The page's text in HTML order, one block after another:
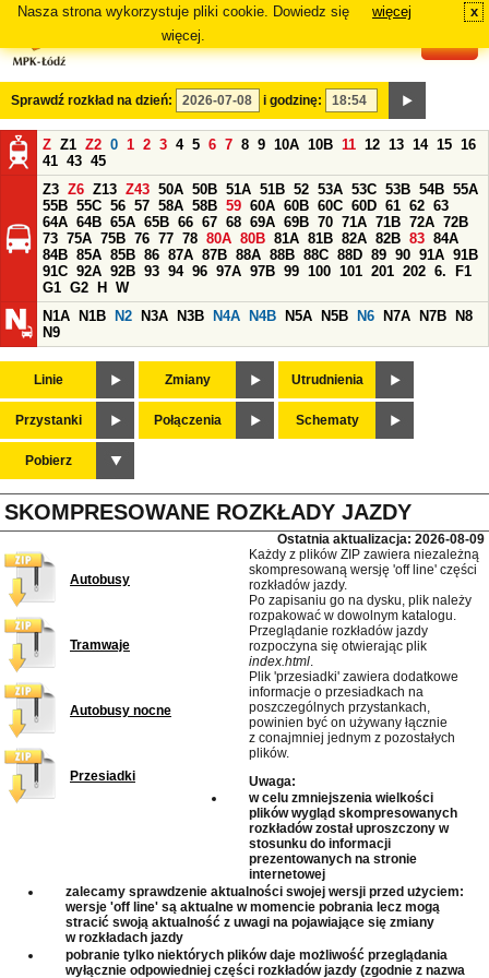
Nasza strona wykorzystuje pliki cookie. Dowiedz się
więcej.
więcej x
Sprawdź rozkład na dzień: i godzinę:
Z Z1 Z2 0 1 2 3 4 5 6 7 8 9 10A 10B 11 12 13 14 15 16
41 43 45
Z3 Z6 Z13 Z43 50A 50B 51A 51B 52 53A 53C 53B 54B 55A
55B 55C 56 57 58A 58B 59 60A 60B 60C 60D 61 62 63
64A 64B 65A 65B 66 67 68 69A 69B 70 71A 71B 72A 72B
73 75A 75B 76 77 78 80A 80B 81A 81B 82A 82B 83 84A
84B 85A 85B 86 87A 87B 88A 88B 88C 88D 89 90 91A 91B
91C 92A 92B 93 94 96 97A 97B 99 100 101 201 202 6.
F1
G1 G2 H
W
N1A
N1B N2 N3A N3B N4A N4B N5A N5B N6 N7A N7B
N8
N9
Linie Zmiany Utrudnienia
Przystanki Połączenia Schematy
Pobierz
SKOMPRESOWANE ROZKŁADY JAZDY
Ostatnia aktualizacja: 2026-08-09
Autobusy
Tramwaje
Autobusy nocne
Przesiadki
Każdy z plików ZIP zawiera niezależną
skompresowaną wersję 'off line' części
rozkładów jazdy.
Po zapisaniu go na dysku, plik należy
rozpakować w dowolnym katalogu.
Przeglądanie rozkładów jazdy
rozpoczyna się otwierając plik
index.html.
Plik 'przesiadki' zawiera dodatkowe
informacje o przesiadkach na
poszczególnych przystankach,
powinien być on używany łącznie
z conajmniej jednym z pozostałych
plików.
Uwaga:
w celu zmniejszenia wielkości
plików wygląd skompresowanych
rozkładów został uproszczony w
stosunku do informacji
prezentowanych na stronie
internetowej
zalecamy sprawdzenie aktualności swojej wersji przed użyciem:
wersje 'off line' są aktualne w momencie pobrania lecz mogą
stracić swoją aktualność z uwagi na pojawiające się zmiany
w rozkładach jazdy
pobranie tylko niektórych plików daje możliwość przeglądania
wyłącznie odpowiedniej części rozkładów jazdy (zgodnie z nazwa